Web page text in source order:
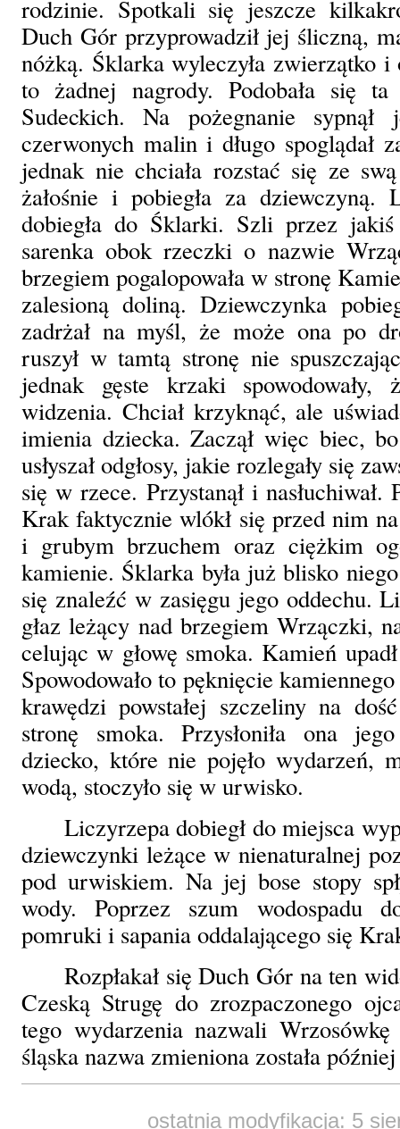
rodzinie. Spotkali się jeszcze
Duch Gór przyprowadził jej śliczną,
nóżką. Śklarka wyleczyła zwierzątko i
to żadnej nagrody. Podobała się
Sudeckich. Na pożegnanie
czerwonych malin i długo spoglądał
jednak nie chciała rozstać się ze
żałośnie i pobiegła za dziewczyną.
dobiegła do Śklarki. Szli przez
sarenka obok rzeczki o nazwie
brzegiem pogalopowała w stronę
zalesioną doliną. Dziewczynka
zadrżał na myśl, że może ona po
ruszył w tamtą stronę nie
jednak gęste krzaki
widzenia. Chciał krzyknąć, ale
imienia dziecka. Zaczął więc biec,
usłyszał odgłosy, jakie rozlegały się
się w rzece. Przystanął i nasłuchiwał.
Krak faktycznie wlókł się przed nim
i grubym brzuchem oraz ciężkim
kamienie. Śklarka była już blisko
się znaleźć w zasięgu jego oddechu.
głaz leżący nad brzegiem Wrzączki,
celując w głowę smoka. Kamień
Spowodowało to pęknięcie
krawędzi powstałej szczeliny na
stronę smoka. Przysłoniła ona
dziecko, które nie pojęło wydarzeń,
wodą, stoczyło się w urwisko.
Liczyrzepa dobiegł do miejsca
dziewczynki leżące w nienaturalnej
pod urwiskiem. Na jej bose stopy
wody. Poprzez szum wodospadu
pomruki i sapania oddalającego się
Rozpłakał się Duch Gór na ten
Czeską Strugę do zrozpaczonego
tego wydarzenia nazwali
śląska nazwa zmieniona została
ostatnia modyfikacja: 5